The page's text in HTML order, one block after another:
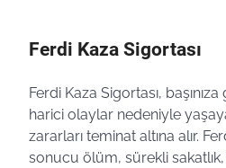
Ferdi Kaza Sigortası
Ferdi Kaza Sigortası,
harici olaylar nedeniyle
zararları teminat altına alır.
sonucu ölüm, sürekli